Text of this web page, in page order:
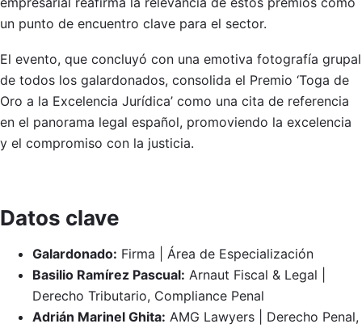
un punto de encuentro clave para el sector.
El evento, que concluyó con una emotiva fotografía grupal
de todos los galardonados, consolida el Premio ‘Toga de
Oro a la Excelencia Jurídica’ como una cita de referencia
en el panorama legal español, promoviendo la excelencia
y el compromiso con la justicia.
Datos clave
Galardonado: Firma | Área de Especialización
Basilio Ramírez Pascual: Arnaut Fiscal & Legal |
Derecho Tributario, Compliance Penal
Adrián Marinel Ghita: AMG Lawyers | Derecho Penal,